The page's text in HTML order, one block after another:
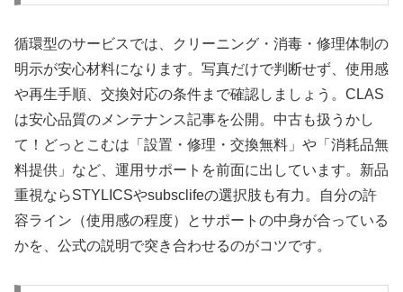
循環型のサービスでは、クリーニング・消毒・修理体制の
明示が安心材料になります。写真だけで判断せず、使用感
や再生手順、交換対応の条件まで確認しましょう。CLAS
は安心品質のメンテナンス記事を公開。中古も扱うかし
て！どっとこむは「設置・修理・交換無料」や「消耗品無
料提供」など、運用サポートを前面に出しています。新品
重視ならSTYLICSやsubsclifeの選択肢も有力。自分の許
容ライン（使用感の程度）とサポートの中身が合っている
かを、公式の説明で突き合わせるのがコツです。